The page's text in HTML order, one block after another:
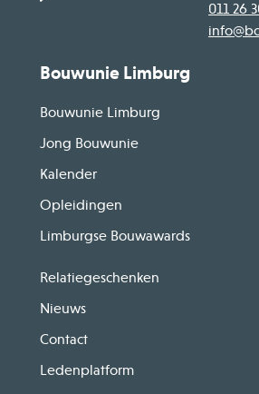
011 26
Bouwunie Limburg
Bouwunie Limburg
Jong Bouwunie
Kalender
Opleidingen
Limburgse Bouwawards
Relatiegeschenken
Nieuws
Contact
Ledenplatform